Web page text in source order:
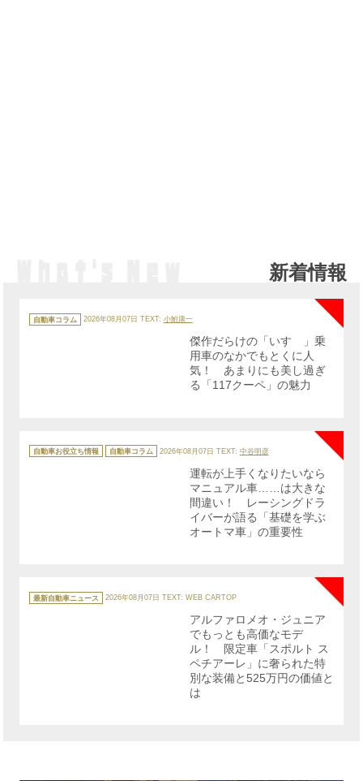
新着情報
テ
ゴ
自動車コラム 2026年08月07日 TEXT: 小鮒康一
NEW
傑作だらけの「いすゞ」乗
用車のなかでもとくに人
気！ あまりにも美し過ぎ
る「117クーペ」の魅力
テ
ゴ
自動車お役立ち情報 自動車コラム 2026年08月07日 TEXT: 中谷明彦
運転が上手くなりたいなら
マニュアル車……は大きな
間違い！ レーシングドラ
イバーが語る「基礎を学ぶ
オートマ車」の重要性
テ
ゴ
最新自動車ニュース 2026年08月07日 TEXT: WEB CARTOP
アルファロメオ・ジュニア
でもっとも高価なモデ
ル！ 限定車「スポルト ス
ペチアーレ」に奢られた特
別な装備と525万円の価値と
は